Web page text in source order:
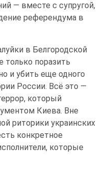
— вместе с супругой,
референдума в
в Белгородской
только поразить
и убить еще одного
России. Всё это —
который
Киева. Вне
риторики украинских
конкретное
которые